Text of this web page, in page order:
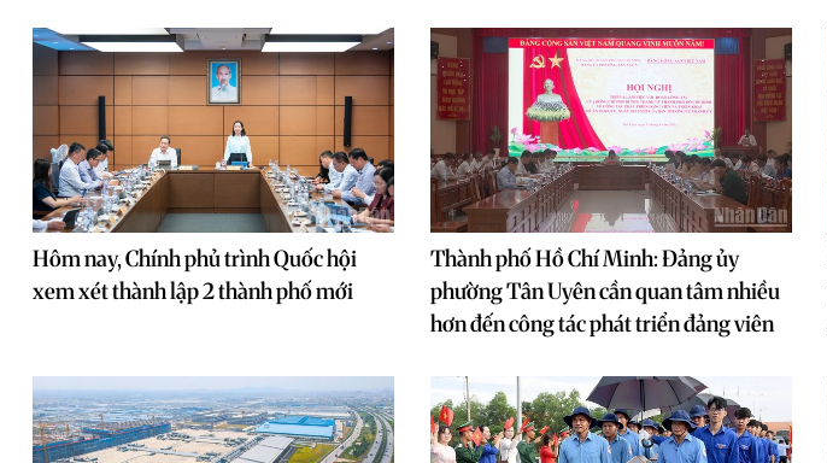
Hôm nay, Chính phủ trình Quốc hội
xem xét thành lập 2 thành phố mới
Thành phố Hồ Chí Minh: Đảng ủy
phường Tân Uyên cần quan tâm nhiều
hơn đến công tác phát triển đảng viên